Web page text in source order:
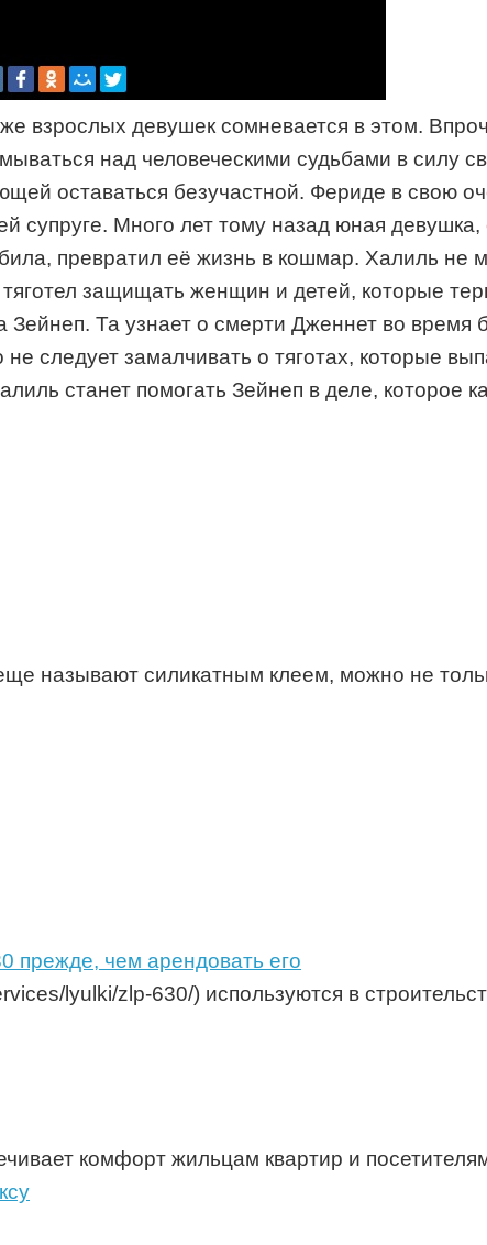
взрослых девушек сомневается в этом.
над человеческими судьбами в силу
оставаться безучастной. Фериде в свою
супруге. Много лет тому назад юная
превратил её жизнь в кошмар. Халиль не
защищать женщин и детей, которые
Зейнеп. Та узнает о смерти Дженнет во
не следует замалчивать о тяготах, которые
станет помогать Зейнеп в деле, которое
называют силикатным клеем, можно не
прежде, чем арендовать его
lyulki/zlp-630/) используются в
комфорт жильцам квартир и